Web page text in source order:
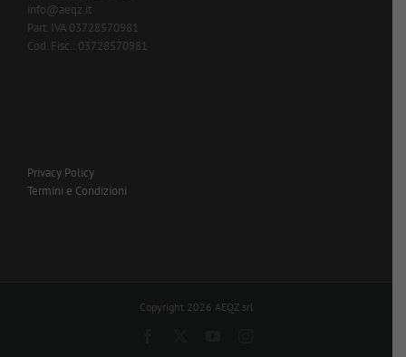
info@aeqz.it
Part. IVA 03728570981
Cod. Fisc.: 03728570981
Privacy Policy
Termini e Condizioni
Copyright 2026 AEQZ srl